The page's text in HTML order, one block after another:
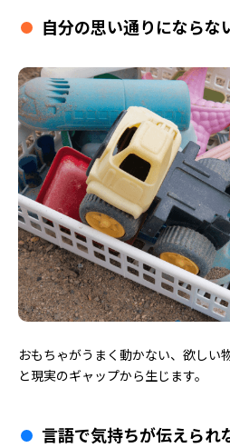
自分の思い通りにならな
おもちゃがうまく動かない、欲しい
と現実のギャップから生じます。
言語で気持ちが伝えられ